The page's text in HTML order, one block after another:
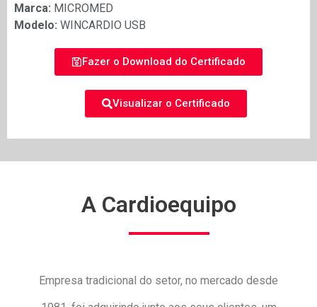
Marca: MICROMED
Modelo: WINCARDIO USB
Fazer o Download do Certificado
Visualizar o Certificado
A Cardioequipo
Empresa tradicional do setor, no mercado desde